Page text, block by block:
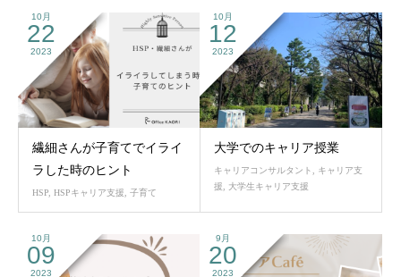
10月
22
2023
繊細さんが子育てでイライ
ラした時のヒント
HSP, HSPキャリア支援, 子育て
10月
12
2023
大学でのキャリア授業
キャリアコンサルタント, キャリア支
援, 大学生キャリア支援
10月
09
2023
9月
20
2023